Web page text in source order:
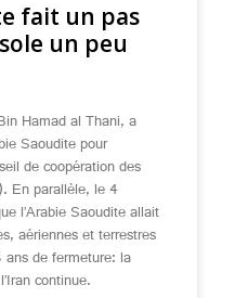
fait un pas
un peu
Hamad al Thani, a
Saoudite pour
de coopération des
En parallèle, le 4
l’Arabie Saoudite allait
aériennes et terrestres
de fermeture: la
continue.